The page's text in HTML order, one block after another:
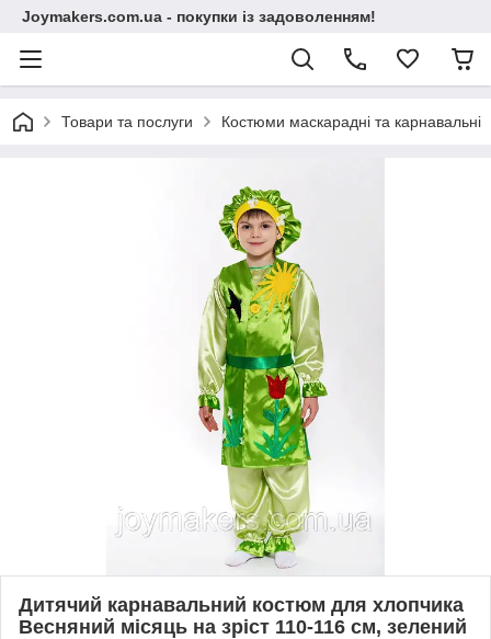
Joymakers.com.ua - покупки із задоволенням!
Товари та послуги Костюми маскарадні та карнавальні
Дитячий карнавальний костюм для хлопчика
Весняний місяць на зріст 110-116 см, зелений